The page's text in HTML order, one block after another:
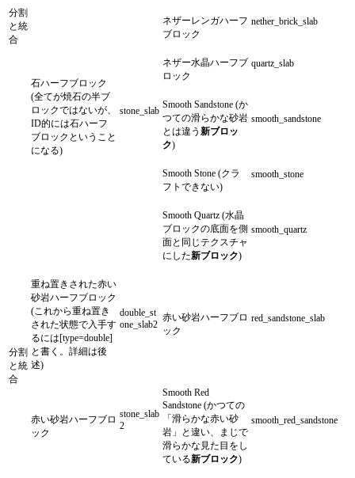
分割
と統
合
石ハーフブロック
(全てが焼石の半ブ
ロックではないが、
ID的には石ハーフ
ブロックということ
になる)
stone_slab
ネザーレンガハーフ
ブロック
nether_brick_slab
ネザー水晶ハーフブ
ロック
quartz_slab
Smooth Sandstone (か
つての滑らかな砂岩
とは違う 新ブロッ
ク)
smooth_sandstone
Smooth Stone (クラ
フトできない)
smooth_stone
Smooth Quartz (水晶
ブロックの底面を側
面と同じテクスチャ
にした新ブロック)
smooth_quartz
分割
と統
合
重ね置きされた赤い
砂岩ハーフブロック
(これから重ね置き
された状態で入手す
るには[type=double]
と書く。詳細は後
述)
double_st
one_slab2
赤い砂岩ハーフブロ
ック
red_sandstone_slab
赤い砂岩ハーフブロ
ック
stone_slab
2
Smooth Red
Sandstone (かつての
「滑らかな赤い砂
岩」と違い、まじで
滑らかな見た目をし
ている新ブロック)
smooth_red_sandstone